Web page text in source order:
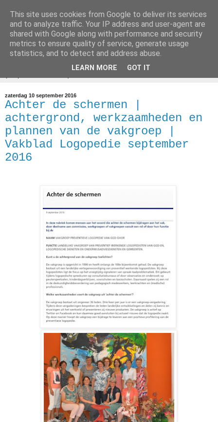
Preventieve
Logopedie
zaterdag 10 september 2016
Achter de schermen |
achtergrond, werkzaamheden en
plannen van de vakgroep |
Vakblad Logopedie september
2016
This site uses cookies from Google to deliver its services
and to analyze traffic. Your IP address and user-agent are
shared with Google along with performance and security
metrics to ensure quality of service, generate usage
statistics, and to detect and address abuse.
LEARN MORE GOT IT